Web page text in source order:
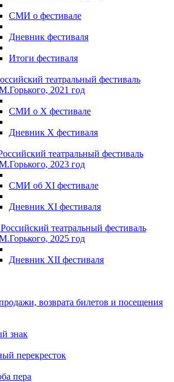
СМИ о фестивале
Дневник фестиваля
Итоги фестиваля
театральный фестиваль
2021 год
СМИ о X фестивале
Дневник X фестиваля
театральный фестиваль
2023 год
СМИ об XI фестивале
Дневник XI фестиваля
театральный фестиваль
2025 год
Дневник XII фестиваля
возврата билетов и посещения
знак
перекресток
пера